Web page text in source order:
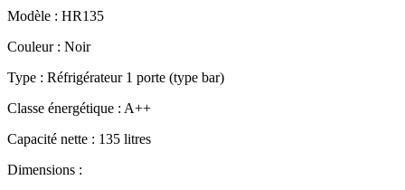
Modèle : HR135
Couleur : Noir
Type : Réfrigérateur 1 porte (type bar)
Classe énergétique : A++
Capacité nette : 135 litres
Dimensions :